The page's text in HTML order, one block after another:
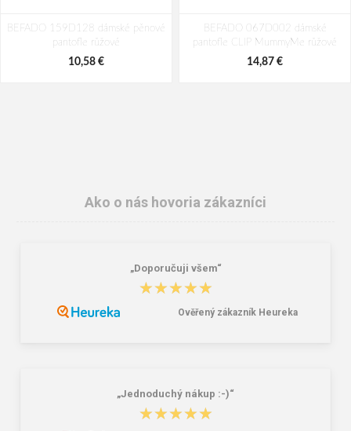
BEFADO 159D128 dámské pěnové
pantofle růžové
10,58 €
BEFADO 067D002 dámské
pantofle CLIP MummyMe růžové
14,87 €
12,47 € 8,82 €
Ako o nás hovoria zákazníci
„Doporučuji všem“
★★★★★
★★★★★
Ověřený zákazník Heureka
„Jednoduchý nákup :-)“
★★★★★
★★★★★